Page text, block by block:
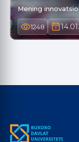
Mening
1248